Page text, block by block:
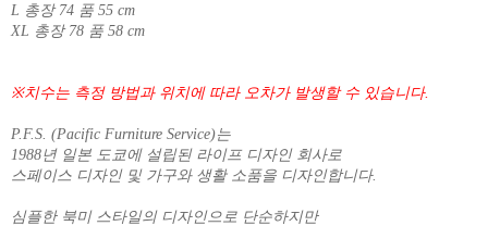
L 총장 74 품 55 cm
XL 총장 78 품 58 cm
※치수는 측정 방법과 위치에 따라 오차가 발생할 수 있습니다.
P.F.S. (Pacific Furniture Service)는
1988년 일본 도쿄에 설립된 라이프 디자인 회사로
스페이스 디자인 및 가구와 생활 소품을 디자인합니다.
심플한 북미 스타일의 디자인으로 단순하지만